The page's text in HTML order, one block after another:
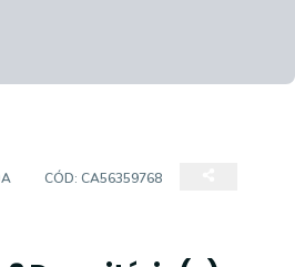
CÓD: CA56359768